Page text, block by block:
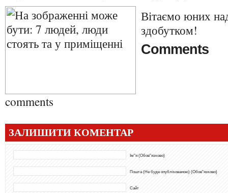
Вітаємо юних
здобутком!
Comments
comments
ЗАЛИШИТИ КОМЕНТАР
Ім"я (Обов"язково)
Пошта (Не буде опублікованою) (Обов"язково)
Сайт